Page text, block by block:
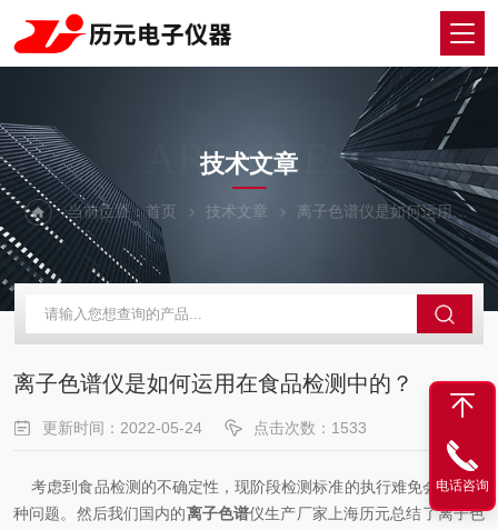
ARTICLES
技术文章
当前位置：首页 技术文章 离子色谱仪是如何运用在食品检测中的？
离子色谱仪是如何运用在食品检测中的？
更新时间：2022-05-24 点击次数：1533
考虑到食品检测的不确定性，现阶段检测标准的执行难免会出现各
种问题。然后我们国内的离子色谱仪生产厂家上海历元总结了离子色
电话咨询